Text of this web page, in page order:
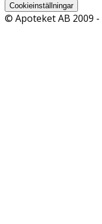
Cookieinställningar
© Apoteket AB 2009 -